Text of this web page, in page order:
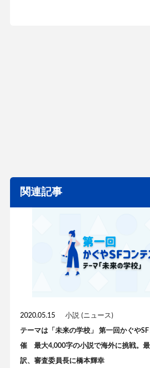
関連記事
2020.05.15 小説 (ニュース)
テーマは「未来の学校」 第一回かぐや
催 最大4,000字の小説で海外に挑戦。
訳、審査委員長に橋本輝幸